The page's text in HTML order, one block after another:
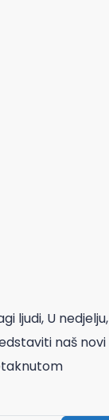
ljudi, U nedjelju,
naš novi